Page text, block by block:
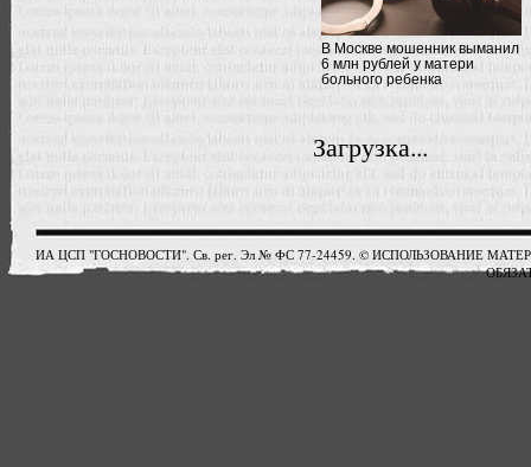
В Москве мошенник выманил
6 млн рублей у матери
больного ребенка
Загрузка...
ИА ЦСП "ГОСНОВОСТИ". Св. рег. Эл № ФС 77-24459. © ИСПОЛЬЗОВАНИЕ